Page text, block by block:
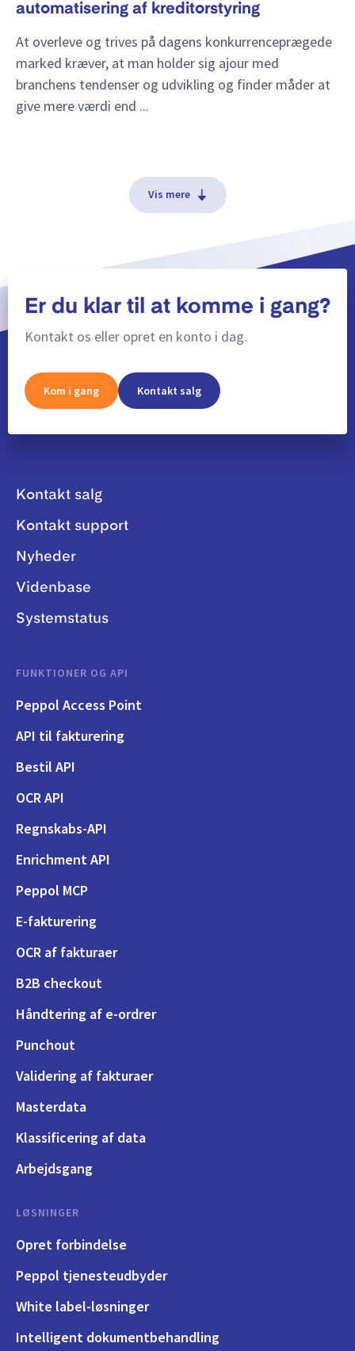
automatisering af kreditorstyring
At overleve og trives på dagens konkurrenceprægede
marked kræver, at man holder sig ajour med
branchens tendenser og udvikling og finder måder at
give mere værdi end ...
Vis mere
Er du klar til at komme i gang?
Kontakt os eller opret en konto i dag.
Kom i gang Kontakt salg
Kontakt salg
Kontakt support
Nyheder
Videnbase
Systemstatus
FUNKTIONER OG API
Peppol Access Point
API til fakturering
Bestil API
OCR API
Regnskabs-API
Enrichment API
Peppol MCP
E-fakturering
OCR af fakturaer
B2B checkout
Håndtering af e-ordrer
Punchout
Validering af fakturaer
Masterdata
Klassificering af data
Arbejdsgang
LØSNINGER
Opret forbindelse
Peppol tjenesteudbyder
White label-løsninger
Intelligent dokumentbehandling